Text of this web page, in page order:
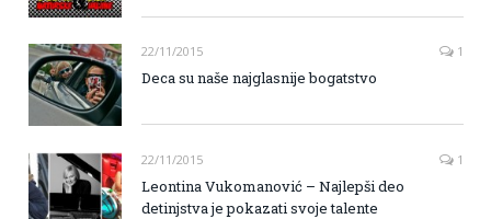
22/11/2015 1
Deca su naše najglasnije bogatstvo
22/11/2015 1
Leontina Vukomanović – Najlepši deo
detinjstva je pokazati svoje talente